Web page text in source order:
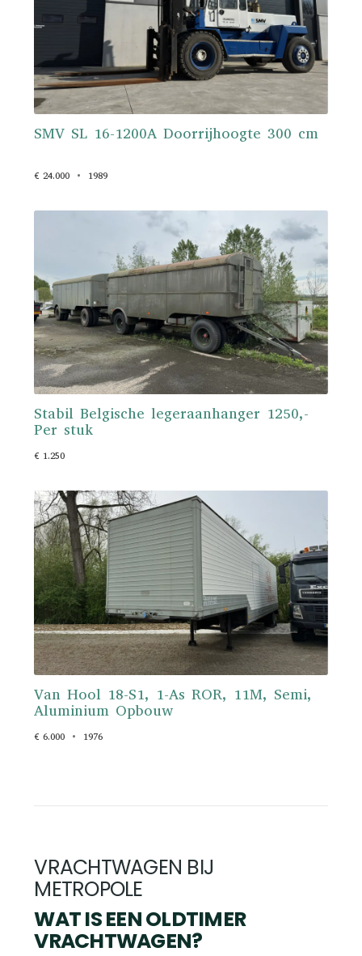
SMV SL 16-1200A Doorrijhoogte 300 cm
€ 24.000 1989
Stabil Belgische legeraanhanger 1250,-
Per stuk
€ 1.250
Van Hool 18-S1, 1-As ROR, 11M, Semi,
Aluminium Opbouw
€ 6.000 1976
VRACHTWAGEN BIJ
METROPOLE
WAT IS EEN OLDTIMER
VRACHTWAGEN?